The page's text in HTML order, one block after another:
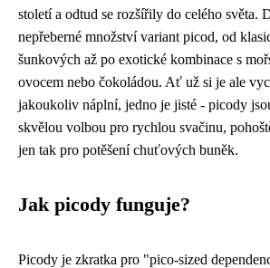
století a odtud se rozšířily do celého světa.
nepřeberné množství variant picod, od
šunkových až po exotické kombinace s
ovocem nebo čokoládou. Ať už si je ale
jakoukoliv náplní, jedno je jisté - picody
skvělou volbou pro rychlou svačinu,
jen tak pro potěšení chuťových buněk.
Jak picody funguje?
Picody je zkratka pro "pico-sized